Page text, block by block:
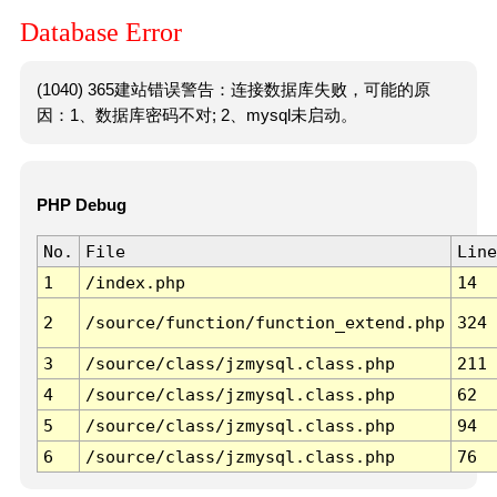
Database Error
(1040) 365建站错误警告：连接数据库失败，可能的原
因：1、数据库密码不对; 2、mysql未启动。
PHP Debug
No. File
Line
1
/index.php 14
2 /source/function/function_extend.php 324
3 /source/class/jzmysql.class.php
211
4
/source/class/jzmysql.class.php
62
5
/source/class/jzmysql.class.php
94
6
/source/class/jzmysql.class.php 76